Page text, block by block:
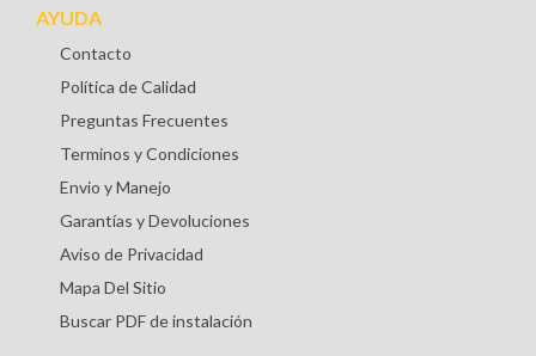
AYUDA
Contacto
Política de Calidad
Preguntas Frecuentes
Terminos y Condiciones
Envio y Manejo
Garantías y Devoluciones
Aviso de Privacidad
Mapa Del Sitio
Buscar PDF de instalación